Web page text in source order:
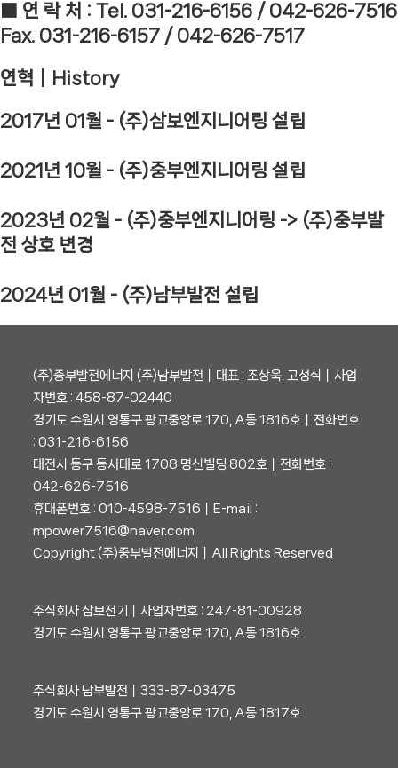
■ 연 락 처 : Tel. 031-216-6156 / 042-626-7516
Fax. 031-216-6157 / 042-626-7517
연혁┃History
2017년 01월 - (주)삼보엔지니어링 설립
2021년 10월 - (주)중부엔지니어링 설립
2023년 02월 - (주)중부엔지니어링 -> (주)중부발
전 상호 변경
2024년 01월 - (주)남부발전 설립
(주)중부발전에너지 (주)남부발전┃대표 : 조상욱, 고성식┃사업
자번호 : 458-87-02440
경기도 수원시 영통구 광교중앙로 170, A동 1816호┃전화번호
: 031-216-6156
대전시 동구 동서대로 1708 명신빌딩 802호┃전화번호 :
042-626-7516
휴대폰번호 : 010-4598-7516┃E-mail :
mpower7516@naver.com
Copyright (주)중부발전에너지┃All Rights Reserved
주식회사 삼보전기┃사업자번호 : 247-81-00928
경기도 수원시 영통구 광교중앙로 170, A동 1816호
주식회사 남부발전┃333-87-03475
경기도 수원시 영통구 광교중앙로 170, A동 1817호